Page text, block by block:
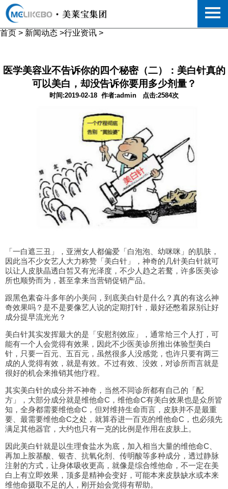
首页 > 新闻动态 >行业资讯 >
医学美容业不告诉你的四个秘密（二）：美白针真的
可以美白，却没告诉你要用多少剂量？
时间:2019-02-18 作者:admin 点击:2584次
「一白遮三丑」，亚洲女人都偏爱「白泡泡、幼咪咪」的肌肤，
因此当不少女艺人大力称赞「美白针」，神奇的几针美白针就可
以让人皮肤晶透白皙又有光泽度，不少人趋之若鹜，许多医美诊
所也顺势而为，甚至拿来当营销促销产品。
跟黑色素奋斗多年的小美问，到底美白针是什么？真的有这么神
奇效果吗？是不是要像艺人说的定期打针，最好还憋着尿别让好
成分提早流光光？
美白针其实发挥最大的是「安慰剂效应」，通常给三个人打，可
能有一个人会觉得有效果，因此不少医美诊所推出体验型美白
针，只要一百元、五百元，虽然很多人没感觉，也许只要有两三
成的人觉得有效，就是有效。不过有效、没效，对诊所而言就是
很好的机会来推销其他疗程。
其实美白针的成分并不神奇，当然不同诊所都有自己的「配
方」，大部分成分就是维他命C，维他命C有美白效果也是众所皆
知，全身都需要维他命C，但对维持生命而言，皮肤并不是最重
要、最需要维他命C之处，就算吞进一百克的维他命C，也必须先
满足其他器官，大约也只有一克的比例是作用在皮肤上。
因此美白针就是以生理食盐水为底，加入相当大量的维他命C、
再加上胺基酸、银杏、抗氧化剂、传明酸等多种成分，透过静脉
注射的方式，让身体吸收更高，就像是综合维他命，不一定在美
白上有立即效果，顶多是精神会变好，可能本来皮肤缺水或本来
维他命摄取不足的人，刚开始会觉得有帮助。